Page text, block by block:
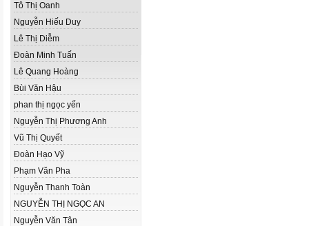
Tô Thị Oanh
Nguyễn Hiếu Duy
Lê Thị Diễm
Đoàn Minh Tuấn
Lê Quang Hoàng
Bùi Văn Hậu
phan thị ngọc yến
Nguyễn Thị Phương Anh
Vũ Thị Quyết
Đoàn Hạo Vỹ
Phạm Văn Pha
Nguyễn Thanh Toàn
NGUYỄN THỊ NGỌC AN
Nguyễn Văn Tân